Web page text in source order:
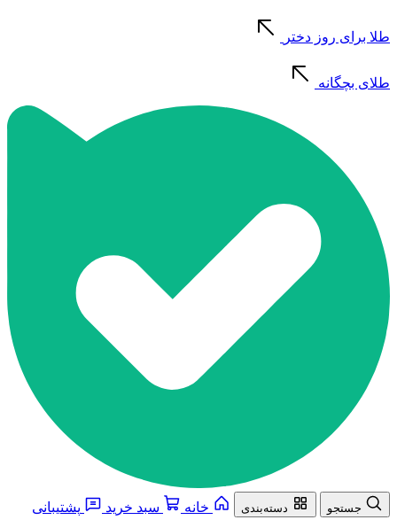
طلا برای روز دختر
طلای بچگانه
جستجو دسته‌بندی خانه سبد خرید پشتیبانی